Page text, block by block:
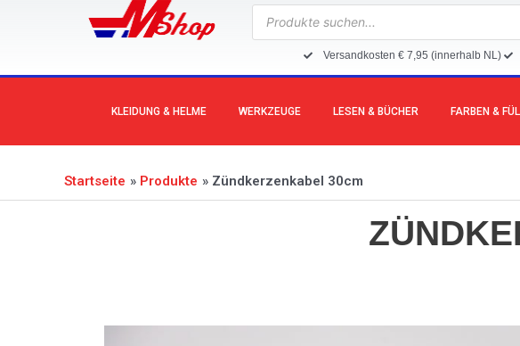
Products
search
Versandkosten € 7,95 (innerhalb NL)
KLEIDUNG & HELME WERKZEUGE LESEN & BÜCHER FARBEN &
Startseite Produkte Zündkerzenkabel 30cm